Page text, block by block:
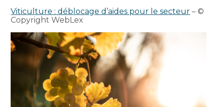
Viticulture : déblocage d’aides pour le secteur – ©
Copyright WebLex